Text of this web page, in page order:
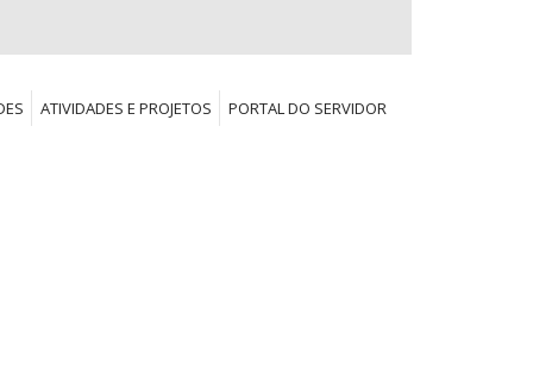
ATIVIDADES E PROJETOS PORTAL DO SERVIDOR